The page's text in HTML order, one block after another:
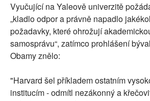
Vyučující na Yaleově univerzitě
„kladlo odpor a právně napadlo
požadavky, které ohrožují
samosprávu“, zatímco prohlášení
Obamy znělo:
"Harvard šel příkladem ostatním
institucím - odmítl nezákonný a